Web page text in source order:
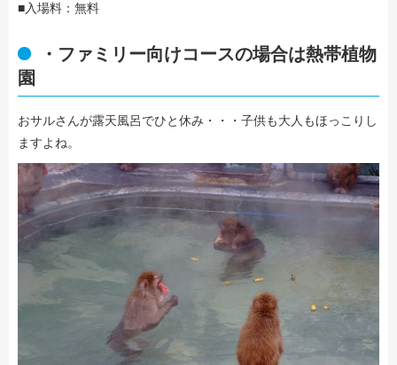
■入場料：無料
・ファミリー向けコースの場合は熱帯植物
園
おサルさんが露天風呂でひと休み・・・子供も大人もほっこりし
ますよね。